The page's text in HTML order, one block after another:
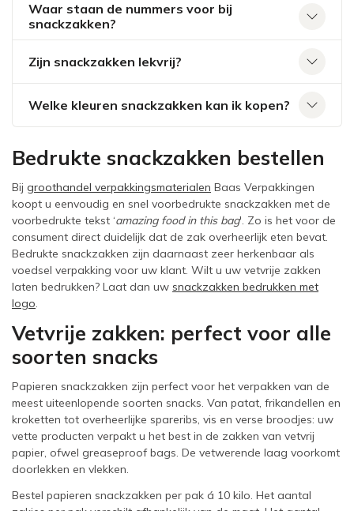
Waar staan de nummers voor bij
snackzakken?
Zijn snackzakken lekvrij?
Welke kleuren snackzakken kan ik kopen?
Bedrukte snackzakken bestellen
Bij groothandel verpakkingsmaterialen Baas Verpakkingen
koopt u eenvoudig en snel voorbedrukte snackzakken met de
voorbedrukte tekst ‘amazing food in this bag'. Zo is het voor de
consument direct duidelijk dat de zak overheerlijk eten bevat.
Bedrukte snackzakken zijn daarnaast zeer herkenbaar als
voedsel verpakking voor uw klant. Wilt u uw vetvrije zakken
laten bedrukken? Laat dan uw snackzakken bedrukken met
logo.
Vetvrije zakken: perfect voor alle
soorten snacks
Papieren snackzakken zijn perfect voor het verpakken van de
meest uiteenlopende soorten snacks. Van patat, frikandellen en
kroketten tot overheerlijke spareribs, vis en verse broodjes: uw
vette producten verpakt u het best in de zakken van vetvrij
papier, ofwel greaseproof bags. De vetwerende laag voorkomt
doorlekken en vlekken.
Bestel papieren snackzakken per pak á 10 kilo. Het aantal